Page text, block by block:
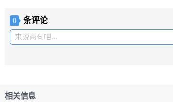
0 条评论
来说两句吧...
相关信息